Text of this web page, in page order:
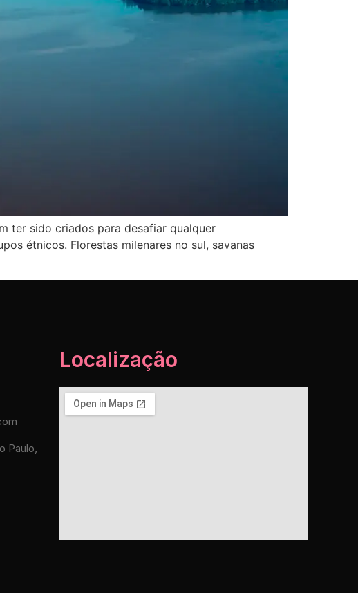
ter sido criados para desafiar qualquer
étnicos. Florestas milenares no sul, savanas
Paulo,
Localização